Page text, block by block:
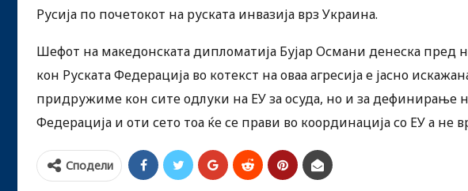
Русија по почетокот на руската инвазија врз Украина.
Шефот на македонската дипломатија Бујар Османи денеска пред
кон Руската Федерација во котекст на оваа агресија е јасно
придружиме кон сите одлуки на ЕУ за осуда, но и за дефинирање
Федерација и оти сето тоа ќе се прави во координација со ЕУ а не
Сподели